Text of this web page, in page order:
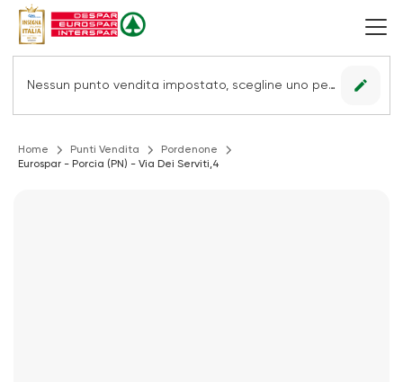
Nessun punto vendita impostato, scegline uno per vedere le offerte. edit
Home Punti Vendita
Pordenone
Eurospar - Porcia (PN) - Via Dei Serviti,4